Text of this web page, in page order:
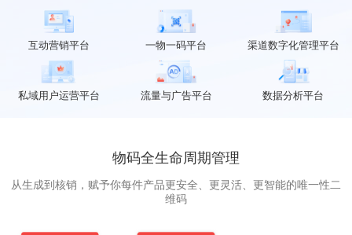
互动营销平台 一物一码平台 渠道数字化管理平台
私域用户运营平台 流量与广告平台 数据分析平台
物码全生命周期管理
从生成到核销，赋予你每件产品更安全、更灵活、更智能的唯一性二
维码